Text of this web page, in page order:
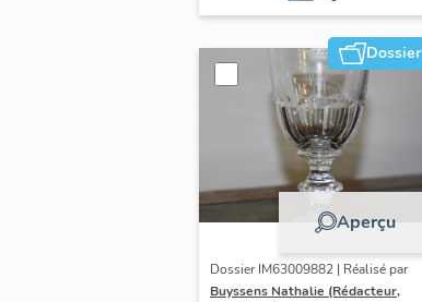
Dossier
Aperçu
Dossier IM63009882 | Réalisé par
Buyssens Nathalie (Rédacteur,